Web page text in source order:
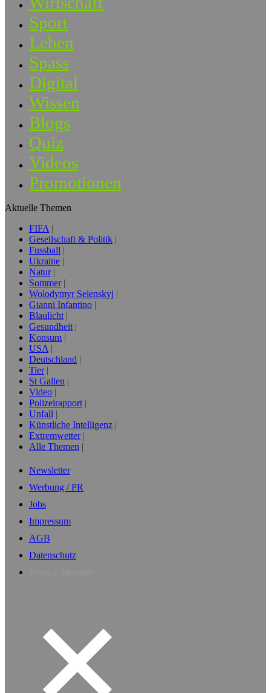
Sport
Leben
Spass
Digital
Wissen
Blogs
Quiz
Videos
Promotionen
Aktuelle Themen
FIFA
Gesellschaft & Politik
Fussball
Ukraine
Natur
Sommer
Wolodymyr Selenskyj
Gianni Infantino
Blaulicht
Gesundheit
Konsum
USA
Deutschland
Tier
St Gallen
Video
Polizeirapport
Unfall
Künstliche Intelligenz
Extremwetter
Alle Themen
Newsletter
Werbung / PR
Jobs
Impressum
AGB
Datenschutz